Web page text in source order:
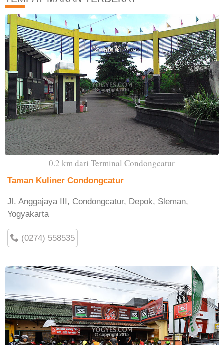
0.2 km dari Terminal Condongcatur
Taman Kuliner Condongcatur
Jl. Anggajaya III, Condongcatur, Depok, Sleman,
Yogyakarta
(0274) 558535